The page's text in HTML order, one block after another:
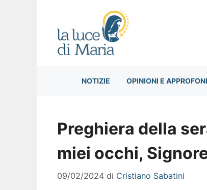
NOTIZIE OPINIONI E
Preghiera della
miei occhi,
09/02/2024 di Cristiano Sabatini